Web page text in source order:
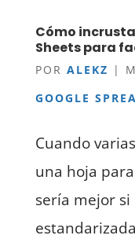
Cómo
Sheets para
POR ALEKZ |
GOOGLE
Cuando
una hoja
sería mejor